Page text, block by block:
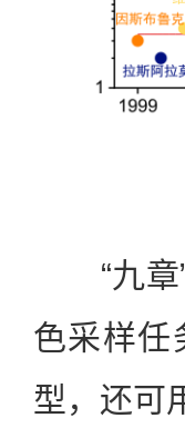
“九章”
色采样任
型，还可